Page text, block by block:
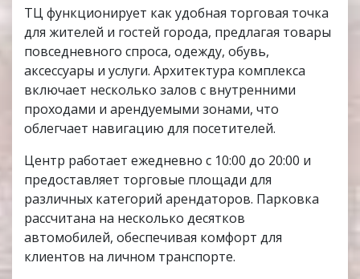
ТЦ функционирует как удобная торговая точка
для жителей и гостей города, предлагая товары
повседневного спроса, одежду, обувь,
аксессуары и услуги. Архитектура комплекса
включает несколько залов с внутренними
проходами и арендуемыми зонами, что
облегчает навигацию для посетителей.
Центр работает ежедневно с 10:00 до 20:00 и
предоставляет торговые площади для
различных категорий арендаторов. Парковка
рассчитана на несколько десятков
автомобилей, обеспечивая комфорт для
клиентов на личном транспорте.